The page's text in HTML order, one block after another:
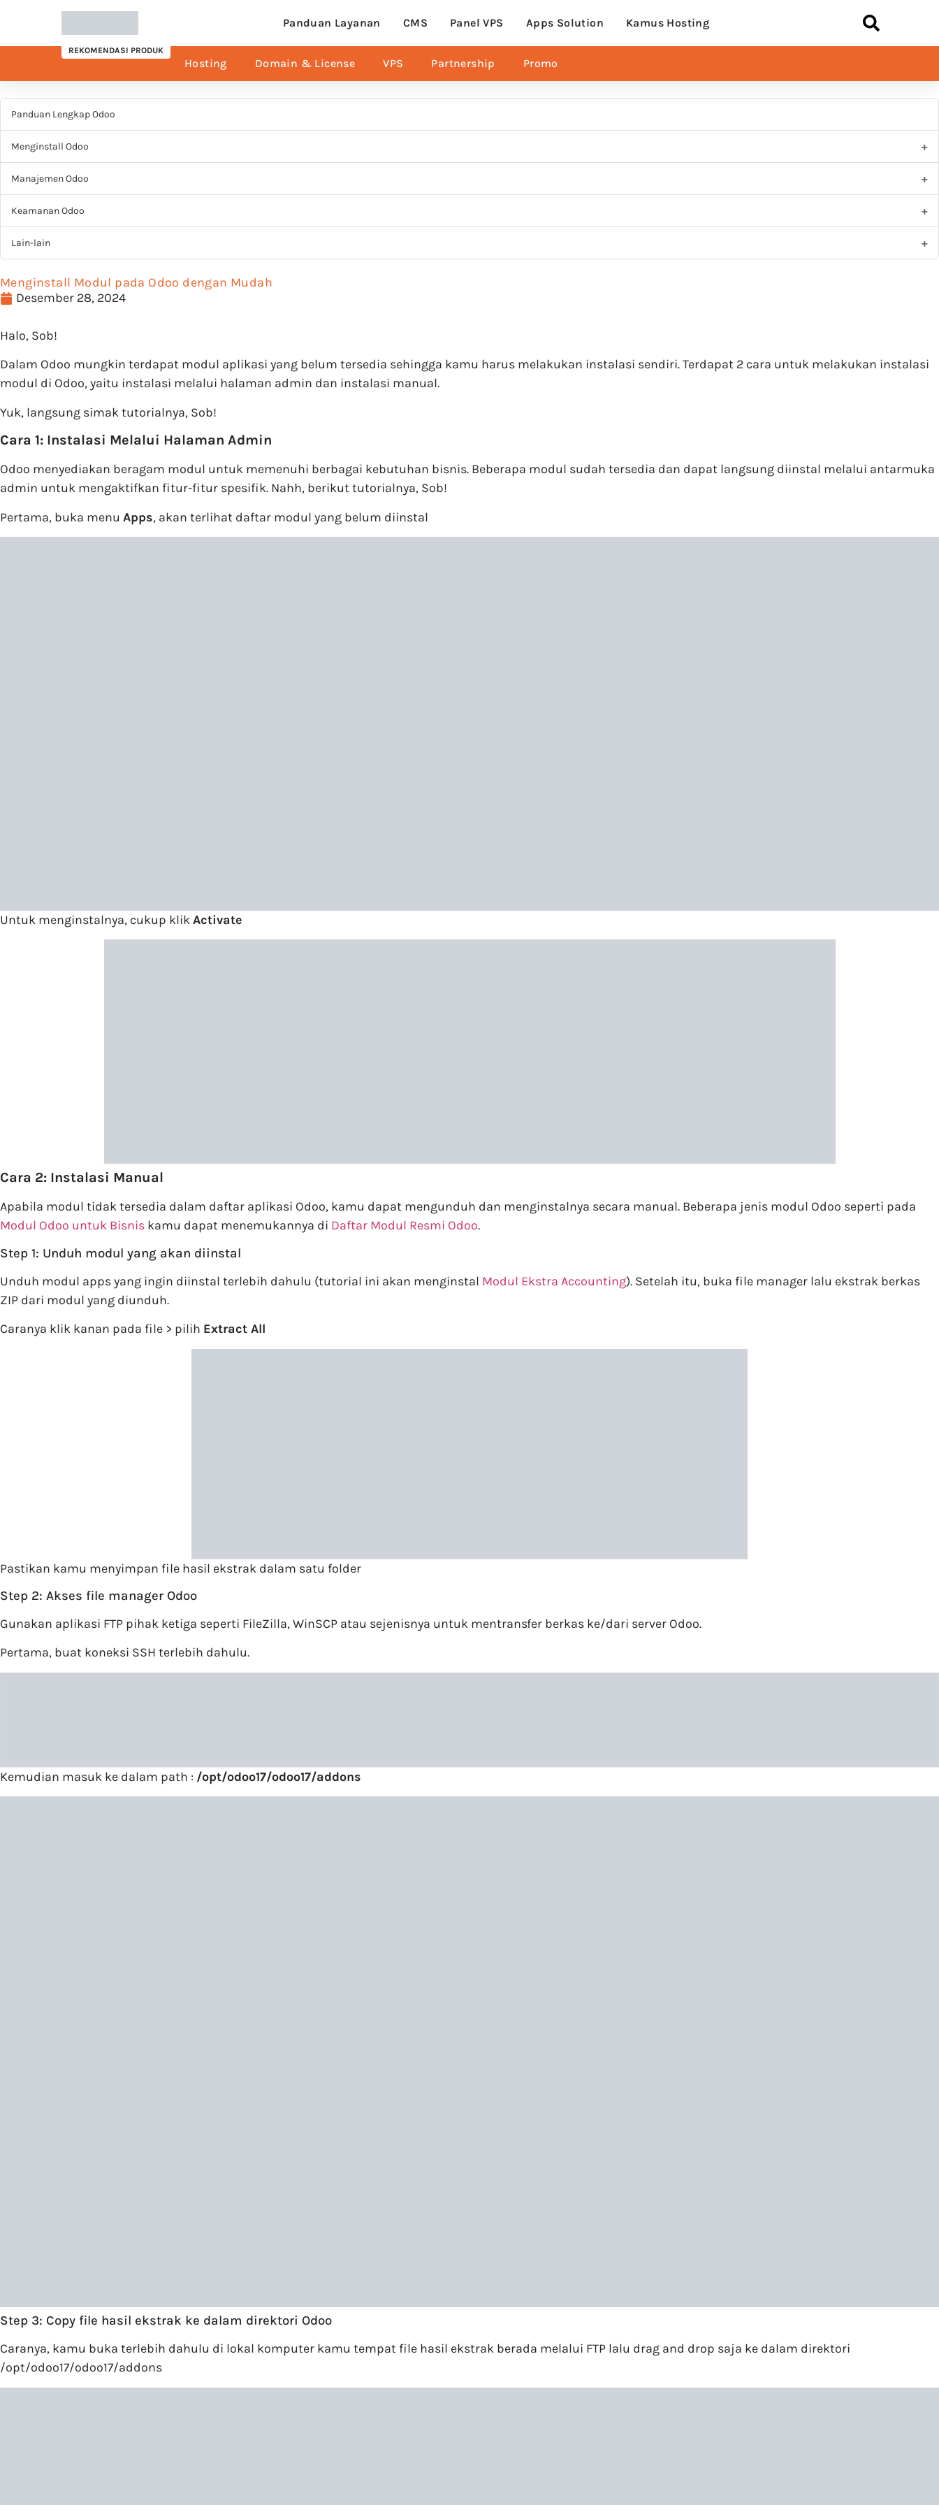
Panduan Layanan CMS Panel VPS Apps Solution Kamus Hosting
REKOMENDASI PRODUK
Hosting Domain & License VPS Partnership Promo
Panduan Lengkap Odoo
Menginstall Odoo
Manajemen Odoo
Keamanan Odoo
Lain-lain
Menginstall Modul pada Odoo dengan Mudah
Desember 28, 2024
Halo, Sob!
Dalam Odoo mungkin terdapat modul aplikasi yang belum tersedia sehingga kamu harus melakukan instalasi sendiri. Terdapat 2 cara untuk melakukan instalasi
modul di Odoo, yaitu instalasi melalui halaman admin dan instalasi manual.
Yuk, langsung simak tutorialnya, Sob!
Cara 1: Instalasi Melalui Halaman Admin
Odoo menyediakan beragam modul untuk memenuhi berbagai kebutuhan bisnis. Beberapa modul sudah tersedia dan dapat langsung diinstal melalui antarmuka
admin untuk mengaktifkan fitur-fitur spesifik. Nahh, berikut tutorialnya, Sob!
Pertama, buka menu Apps, akan terlihat daftar modul yang belum diinstal
Untuk menginstalnya, cukup klikActivate
Cara 2: Instalasi Manual
Apabila modul tidak tersedia dalam daftar aplikasi Odoo, kamu dapat mengunduh dan menginstalnya secara manual. Beberapa jenis modul Odoo seperti pada
Modul Odoo untuk Bisnis kamu dapat menemukannya di Daftar Modul Resmi Odoo.
Step 1: Unduh modul yang akan diinstal
Unduh modul apps yang ingin diinstal terlebih dahulu (tutorial ini akan menginstal Modul Ekstra Accounting). Setelah itu, buka file manager lalu ekstrak berkas
ZIP dari modul yang diunduh.
Caranya klik kanan pada file > pilih Extract All
Pastikan kamu menyimpan file hasil ekstrak dalam satu folder
Step 2: Akses file manager Odoo
Gunakan aplikasi FTP pihak ketiga seperti FileZilla, WinSCP atau sejenisnya untuk mentransfer berkas ke/dari server Odoo.
Pertama, buat koneksi SSH terlebih dahulu.
Kemudian masuk ke dalam path : /opt/odoo17/odoo17/addons
Step 3: Copy file hasil ekstrak ke dalam direktori Odoo
Caranya, kamu buka terlebih dahulu di lokal komputer kamu tempat file hasil ekstrak berada melalui FTP lalu drag and drop saja ke dalam direktori
/opt/odoo17/odoo17/addons